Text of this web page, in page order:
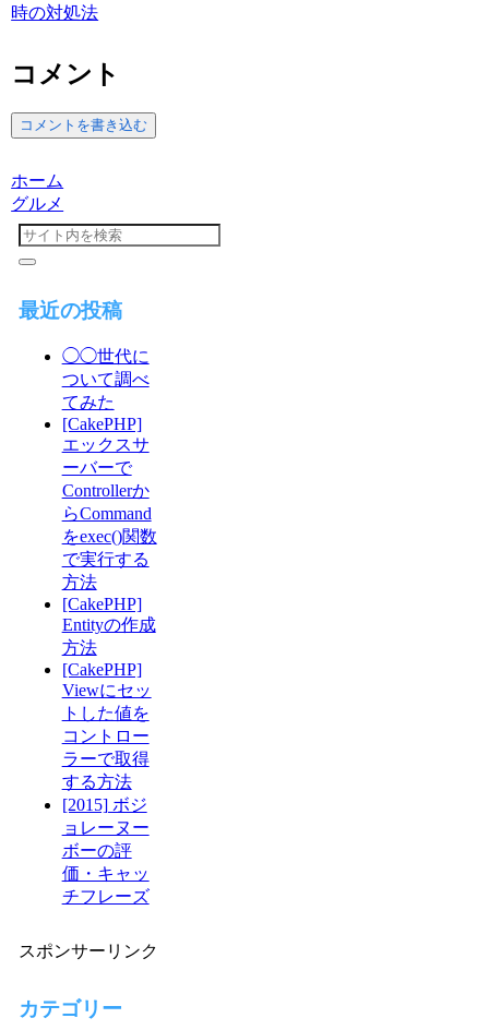
時の対処法
コメント
コメントを書き込む
ホーム
グルメ
最近の投稿
◯◯世代に
ついて調べ
てみた
[CakePHP]
エックスサ
ーバーで
Controllerか
らCommand
をexec()関数
で実行する
方法
[CakePHP]
Entityの作成
方法
[CakePHP]
Viewにセッ
トした値を
コントロー
ラーで取得
する方法
[2015] ボジ
ョレーヌー
ボーの評
価・キャッ
チフレーズ
スポンサーリンク
カテゴリー